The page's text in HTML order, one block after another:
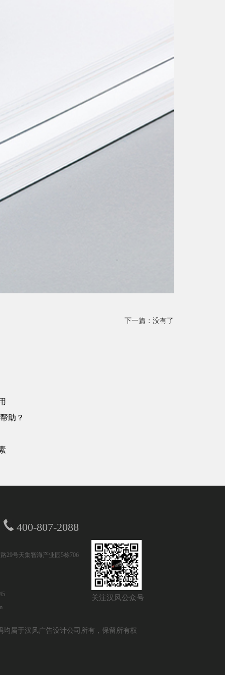
下一篇：没有了
助？
400-807-2088
29号天集智海产业园5栋706
关注汉风公众号
均属于汉风广告设计公司所有，保留所有权